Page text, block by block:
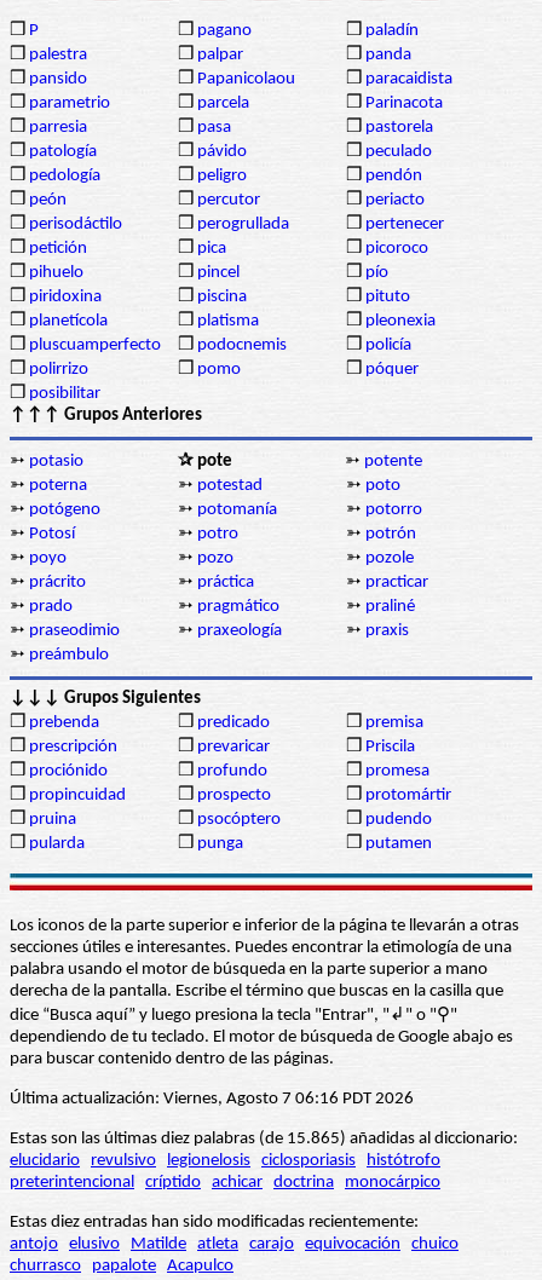
❒ P ❒ pagano ❒ paladín
❒ palestra ❒ palpar ❒ panda
❒ pansido ❒ Papanicolaou ❒ paracaidista
❒ parametrio ❒ parcela ❒ Parinacota
❒ parresia ❒ pasa ❒ pastorela
❒ patología ❒ pávido ❒ peculado
❒ pedología ❒ peligro ❒ pendón
❒ peón ❒ percutor ❒ periacto
❒ perisodáctilo ❒ perogrullada ❒ pertenecer
❒ petición ❒ pica ❒ picoroco
❒ pihuelo ❒ pincel ❒ pío
❒ piridoxina ❒ piscina ❒ pituto
❒ planetícola ❒ platisma ❒ pleonexia
❒ pluscuamperfecto ❒ podocnemis ❒ policía
❒ polirrizo ❒ pomo ❒ póquer
❒ posibilitar
↑↑↑ Grupos Anteriores
➳ potasio ✰ pote ➳ potente
➳ poterna ➳ potestad ➳ poto
➳ potógeno ➳ potomanía ➳ potorro
➳ Potosí ➳ potro ➳ potrón
➳ poyo ➳ pozo ➳ pozole
➳ prácrito ➳ práctica ➳ practicar
➳ prado ➳ pragmático ➳ praliné
➳ praseodimio ➳ praxeología ➳ praxis
➳ preámbulo
↓↓↓ Grupos Siguientes
❒ prebenda ❒ predicado ❒ premisa
❒ prescripción ❒ prevaricar ❒ Priscila
❒ prociónido ❒ profundo ❒ promesa
❒ propincuidad ❒ prospecto ❒ protomártir
❒ pruina ❒ psocóptero ❒ pudendo
❒ pularda ❒ punga ❒ putamen
Los iconos de la parte superior e inferior de la página te llevarán a otras
secciones útiles e interesantes. Puedes encontrar la etimología de una
palabra usando el motor de búsqueda en la parte superior a mano
derecha de la pantalla. Escribe el término que buscas en la casilla que
dice “Busca aquí” y luego presiona la tecla "Entrar", "↲" o "⚲"
dependiendo de tu teclado. El motor de búsqueda de Google abajo es
para buscar contenido dentro de las páginas.
Última actualización: Viernes, Agosto 7 06:16 PDT 2026
Estas son las últimas diez palabras (de 15.865) añadidas al diccionario:
elucidario
revulsivo legionelosis ciclosporiasis
histótrofo
preterintencional críptido achicar doctrina monocárpico
Estas diez entradas han sido modificadas recientemente:
antojo elusivo Matilde atleta carajo equivocación
chuico
churrasco
papalote Acapulco